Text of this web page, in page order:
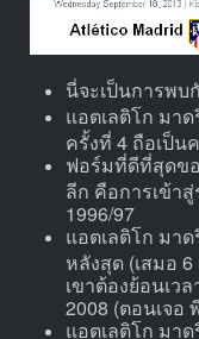
นี่จะเป็นการพบ
แอตเลติโก มา
ครั้งที่ 4 ถือเป็น
ฟอร์มที่ดีที่สุดข
ลีก คือการเข้า
1996/97
แอตเลติโก มา
หลังสุด (เสมอ
เขาต้องย้อนเว
2008 (ตอนเจอ
แอตเลติโก มา